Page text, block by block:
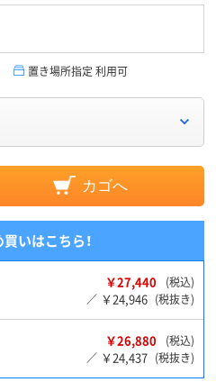
置き場所指定 利用可
カゴへ
いはこちら！
￥27,440
(税込)
／ ￥24,946 (税抜き)
￥26,880
(税込)
／ ￥24,437 (税抜き)